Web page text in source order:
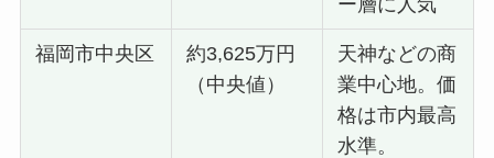
福岡市中央区
約3,625万円
（中央値）
天神などの商
業中心地。価
格は市内最高
水準。